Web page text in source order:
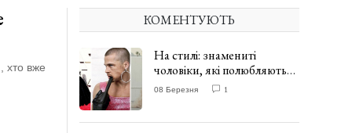
хто вже
КОМЕНТУЮТЬ
На стилі: знамениті
чоловіки, які полюбляють
одягати сукні. ФОТО
08 Березня 1